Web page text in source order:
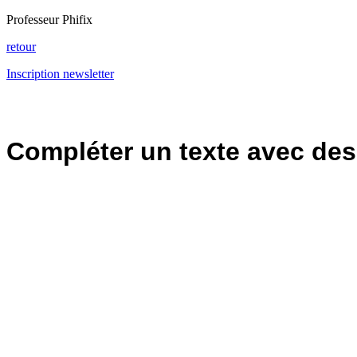
Professeur Phifix
retour
Inscription newsletter
Compléter un texte avec